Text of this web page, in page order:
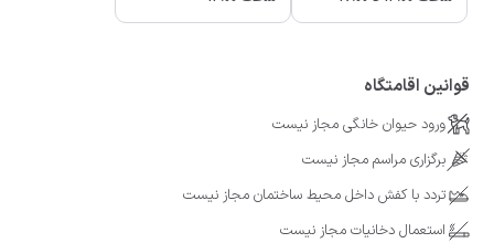
قوانین اقامتگاه
ورود حیوان خانگی مجاز نیست
برگزاری مراسم مجاز نیست
تردد با کفش داخل محیط ساختمان مجاز نیست
استعمال دخانیات مجاز نیست